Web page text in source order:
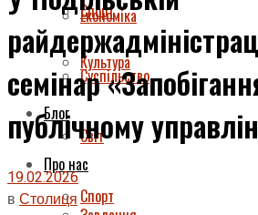
Спорт
Культура
Блог
Про нас
Економіка
Суспільство
Світ
Спорт
семінар
публічному
19.02.2026
в Столиця